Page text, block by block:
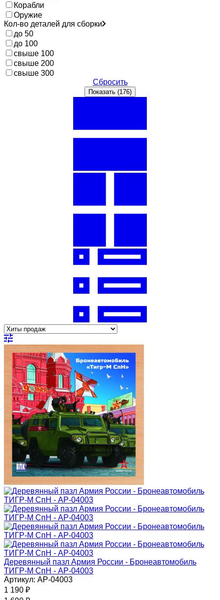
Корабли
Оружие
Кол-во деталей для сборки
до 50
до 100
свыше 100
свыше 200
свыше 300
Сбросить
Показать (176)
Деревянный пазл Армия России - Бронеавтомобиль
ТИГР-М СпН - АР-04003
Артикул: АР-04003
1 190 ₽